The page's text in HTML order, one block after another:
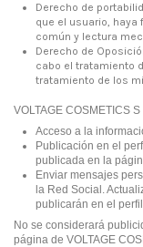
Derecho de
que el usuario,
común y lectura
Derecho de
cabo el tratamiento
tratamiento de los
VOLTAGE COSMETICS
Acceso a la
Publicación en el
publicada en la
Enviar mensajes
la Red Social.
publicarán en el
No se considerará
página de VOLTAGE